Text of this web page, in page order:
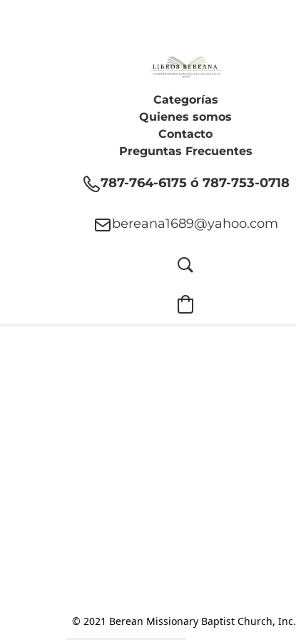
Categorías
Quienes somos
Contacto
Preguntas Frecuentes
787-764-6175 ó 787-753-0718
bereana1689@yahoo.com
© 2021 Berean Missionary Baptist Church, Inc.